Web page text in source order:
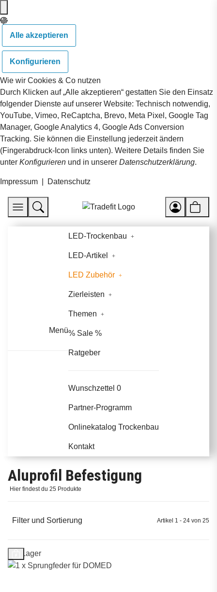
Alle akzeptieren
Konfigurieren
Wie wir Cookies & Co nutzen
Durch Klicken auf „Alle akzeptieren“ gestatten Sie den Einsatz
folgender Dienste auf unserer Website: Technisch notwendig,
YouTube, Vimeo, ReCaptcha, Brevo, Meta Pixel, Google Tag
Manager, Google Analytics 4, Google Ads Conversion
Tracking. Sie können die Einstellung jederzeit ändern
(Fingerabdruck-Icon links unten). Weitere Details finden Sie
unter Konfigurieren und in unserer Datenschutzerklärung.
Impressum Datenschutz
Menü
LED-Trockenbau
LED-Artikel
LED Zubehör
Zierleisten
Themen
% Sale %
Ratgeber
Wunschzettel 0
Partner-Programm
Onlinekatalog Trockenbau
Kontakt
Aluprofil Befestigung
Hier findest du 25 Produkte
Filter und Sortierung Artikel 1 - 24 von 25
Auf Lager